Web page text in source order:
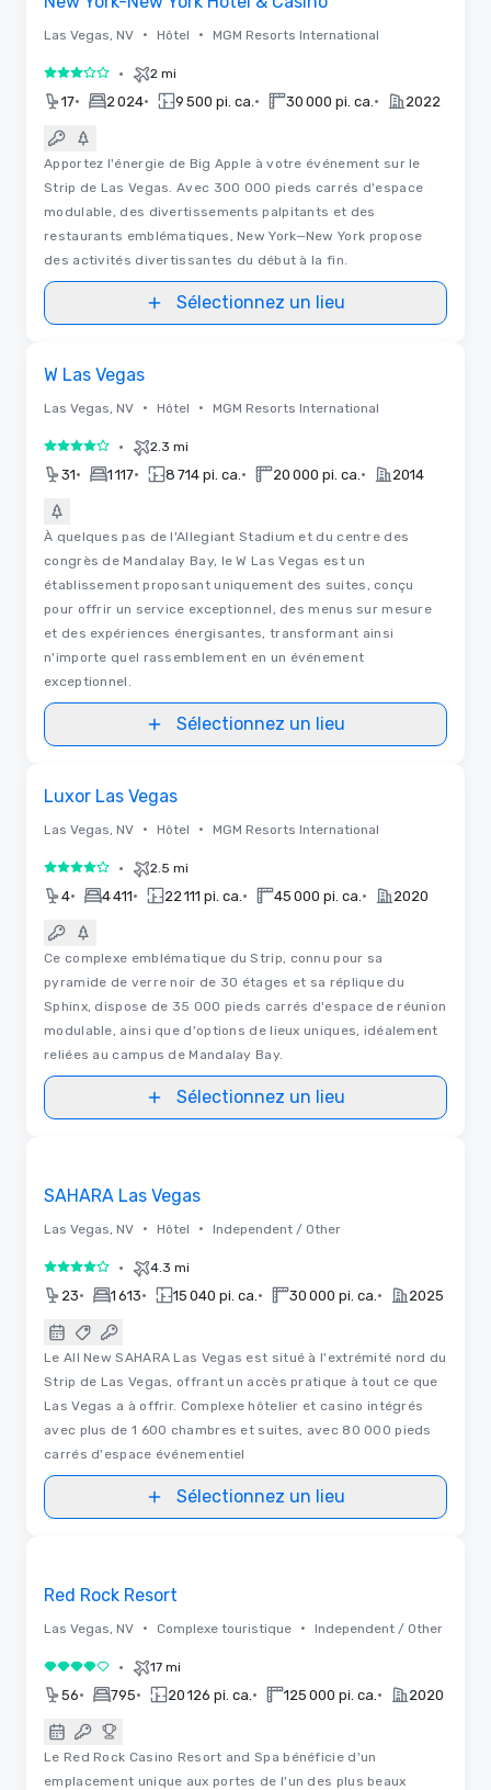
Las Vegas, NV • Hôtel • MGM Resorts International
3 sur 5 • 2 mi
17• 2 024• 9 500 pi. ca. • 30 000 pi. ca. • 2022
Apportez l'énergie de Big Apple à votre événement sur le
Strip de Las Vegas. Avec 300 000 pieds carrés d'espace
modulable, des divertissements palpitants et des
restaurants emblématiques, New York—New York propose
des activités divertissantes du début à la fin.
Sélectionnez un lieu
W Las Vegas
Las Vegas, NV • Hôtel • MGM Resorts International
4 sur 5 • 2.3 mi
31• 1 117• 8 714 pi. ca. • 20 000 pi. ca. • 2014
À quelques pas de l'Allegiant Stadium et du centre des
congrès de Mandalay Bay, le W Las Vegas est un
établissement proposant uniquement des suites, conçu
pour offrir un service exceptionnel, des menus sur mesure
et des expériences énergisantes, transformant ainsi
n'importe quel rassemblement en un événement
exceptionnel.
Sélectionnez un lieu
Luxor Las Vegas
Las Vegas, NV • Hôtel • MGM Resorts International
4 sur 5 • 2.5 mi
4• 4 411• 22 111 pi. ca. • 45 000 pi. ca. • 2020
Ce complexe emblématique du Strip, connu pour sa
pyramide de verre noir de 30 étages et sa réplique du
Sphinx, dispose de 35 000 pieds carrés d'espace de réunion
modulable, ainsi que d'options de lieux uniques, idéalement
reliées au campus de Mandalay Bay.
Sélectionnez un lieu
SAHARA Las Vegas
Las Vegas, NV • Hôtel • Independent / Other
4 sur 5 • 4.3 mi
23• 1 613• 15 040 pi. ca. • 30 000 pi. ca. • 2025
Le All New SAHARA Las Vegas est situé à l'extrémité nord du
Strip de Las Vegas, offrant un accès pratique à tout ce que
Las Vegas a à offrir. Complexe hôtelier et casino intégrés
avec plus de 1 600 chambres et suites, avec 80 000 pieds
carrés d'espace événementiel
Sélectionnez un lieu
Red Rock Resort
Las Vegas, NV • Complexe touristique • Independent / Other
4 sur 5 • 17 mi
56• 795• 20 126 pi. ca. • 125 000 pi. ca. • 2020
Le Red Rock Casino Resort and Spa bénéficie d'un
emplacement unique aux portes de l'un des plus beaux